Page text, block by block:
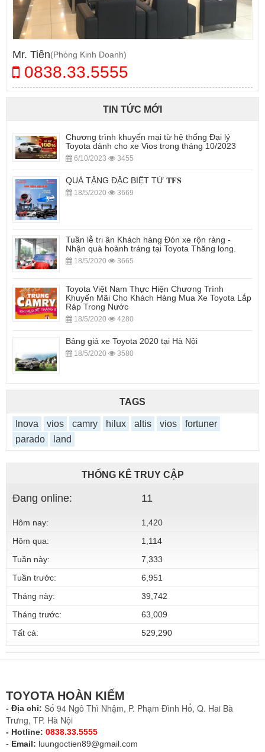
Mr. Tiên(Phòng Kinh Doanh)
0838.33.5555
TIN TỨC MỚI
Chương trình khuyến mại từ hệ thống Đại lý
Toyota dành cho xe Vios trong tháng 10/2023
6/10/2023 3455
QUÀ TẶNG ĐẶC BIỆT TỪ 𝐓𝐅𝐒
18/5/2020 3669
Tuần lễ tri ân Khách hàng Đón xe rộn ràng -
Nhận quà hoành tráng tại Toyota Thăng long.
18/5/2020 3665
Toyota Việt Nam Thực Hiện Chương Trình
Khuyến Mãi Cho Khách Hàng Mua Xe Toyota Lắp
Ráp Trong Nước
18/5/2020 4280
Bảng giá xe Toyota 2020 tại Hà Nội
18/5/2020 3580
TAGS
Inova vios camry hilux altis vios
fortuner
parado
land
THỐNG KÊ TRUY CẬP
Đang online: 11
Hôm nay:
1,420
Hôm qua:
1,114
Tuần này:
7,333
Tuần trước:
6,951
Tháng này:
39,742
Tháng trước:
63,009
Tất cả:
529,290
TOYOTA HOÀN KIẾM
- Địa chỉ: Số 94 Ngô Thì Nhậm, P. Phạm Đình Hổ, Q. Hai Bà
Trưng, TP. Hà Nội
- Hotline: 0838.33.5555
- Email: luungoctien89@gmail.com